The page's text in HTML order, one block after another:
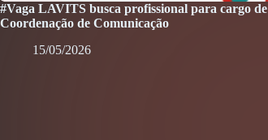
#Vaga LAVITS busca profissional para cargo de
Coordenação de Comunicação
15/05/2026